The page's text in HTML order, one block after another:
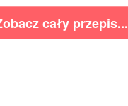
cały przepis...